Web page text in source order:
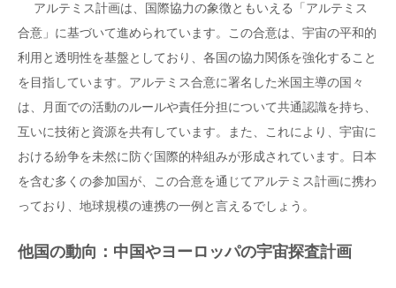
アルテミス計画は、国際協力の象徴ともいえる「アルテミス
合意」に基づいて進められています。この合意は、宇宙の平和的
利用と透明性を基盤としており、各国の協力関係を強化すること
を目指しています。アルテミス合意に署名した米国主導の国々
は、月面での活動のルールや責任分担について共通認識を持ち、
互いに技術と資源を共有しています。また、これにより、宇宙に
おける紛争を未然に防ぐ国際的枠組みが形成されています。日本
を含む多くの参加国が、この合意を通じてアルテミス計画に携わ
っており、地球規模の連携の一例と言えるでしょう。
他国の動向：中国やヨーロッパの宇宙探査計画